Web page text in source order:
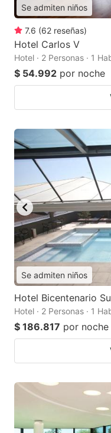
Se admiten niños
7.6 (62 reseñas)
Hotel Carlos V
Hotel · 2 Personas · 1
$ 54.992 por noche
Se admiten niños
Hotel Bicentenario
Hotel · 2 Personas · 1
$ 186.817 por noche